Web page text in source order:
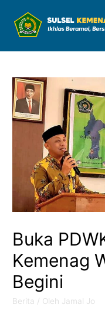
Buka
Kemenag
Begini
Berita / Oleh Jamal Jo